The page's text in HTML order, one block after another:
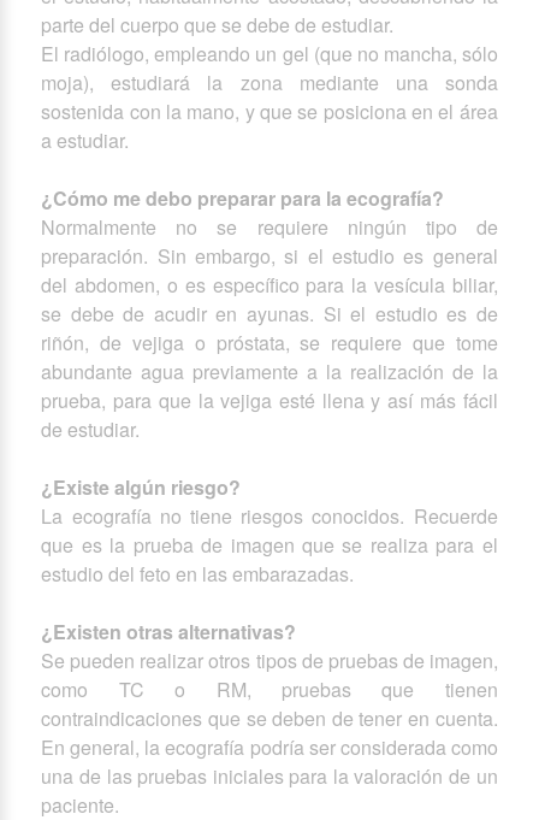
parte del cuerpo que se debe de estudiar.
El radiólogo, empleando un gel (que no mancha, sólo
moja), estudiará la zona mediante una sonda
sostenida con la mano, y que se posiciona en el área
a estudiar.
¿Cómo me debo preparar para la ecografía?
Normalmente no se requiere ningún tipo de
preparación. Sin embargo, si el estudio es general
del abdomen, o es específico para la vesícula biliar,
se debe de acudir en ayunas. Si el estudio es de
riñón, de vejiga o próstata, se requiere que tome
abundante agua previamente a la realización de la
prueba, para que la vejiga esté llena y así más fácil
de estudiar.
¿Existe algún riesgo?
La ecografía no tiene riesgos conocidos. Recuerde
que es la prueba de imagen que se realiza para el
estudio del feto en las embarazadas.
¿Existen otras alternativas?
Se pueden realizar otros tipos de pruebas de imagen,
como TC o RM, pruebas que tienen
contraindicaciones que se deben de tener en cuenta.
En general, la ecografía podría ser considerada como
una de las pruebas iniciales para la valoración de un
paciente.